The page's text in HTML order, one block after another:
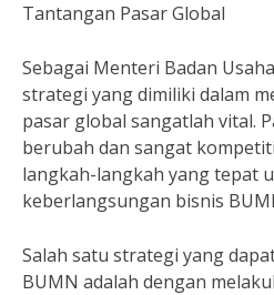
Tantangan Pasar Global
Sebagai Menteri Badan
strategi yang dimiliki dalam
pasar global sangatlah vital.
berubah dan sangat
langkah-langkah yang tepat
keberlangsungan bisnis
Salah satu strategi yang
BUMN adalah dengan